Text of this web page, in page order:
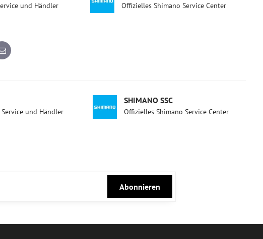
und Händler Offizielles Shimano Service Center
E-
mail
und Händler
SHIMANO SSC
Offizielles Shimano Service Center
Abonnieren